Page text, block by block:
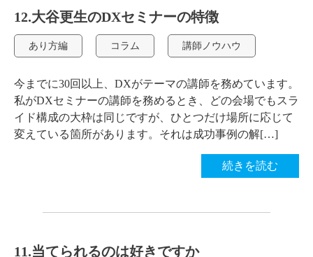
12.大谷更生のDXセミナーの特徴
あり方編 コラム 講師ノウハウ
今までに30回以上、DXがテーマの講師を務めています。
私がDXセミナーの講師を務めるとき、どの会場でもスラ
イド構成の大枠は同じですが、ひとつだけ場所に応じて
変えている箇所があります。それは成功事例の解[…]
続きを読む
11.当てられるのは好きですか